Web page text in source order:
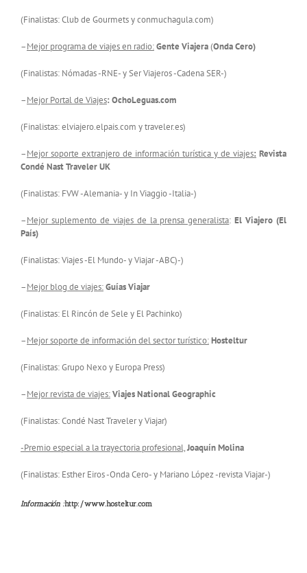
(Finalistas: Club de Gourmets y conmuchagula.com)
–Mejor programa de viajes en radio:Gente Viajera(Onda Cero)
(Finalistas: Nómadas -RNE- y Ser Viajeros -Cadena SER-)
–Mejor Portal de Viajes: OchoLeguas.com
(Finalistas: elviajero.elpais.com y traveler.es)
–Mejor soporte extranjero de información turística y de viajes: Revista
Condé Nast Traveler UK
(Finalistas: FVW -Alemania- y In Viaggio -Italia-)
–Mejor suplemento de viajes de la prensa generalista:El Viajero (El
País)
(Finalistas: Viajes -El Mundo- y Viajar -ABC)-)
–Mejor blog de viajes:Guías Viajar
(Finalistas: El Rincón de Sele y El Pachinko)
–Mejor soporte de información del sector turístico:Hosteltur
(Finalistas: Grupo Nexo y Europa Press)
–Mejor revista de viajes:Viajes National Geographic
(Finalistas: Condé Nast Traveler y Viajar)
-Premio especial a la trayectoria profesional,Joaquín Molina
(Finalistas: Esther Eiros -Onda Cero- y Mariano López -revista Viajar-)
Información :http:/www.hosteltur.com